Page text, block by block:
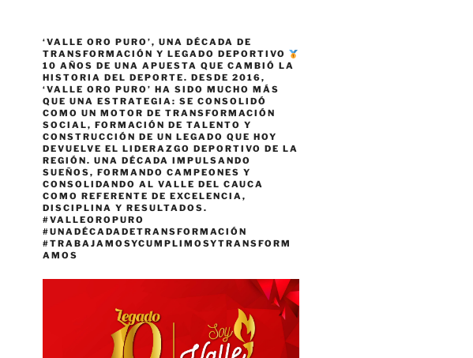
‘VALLE ORO PURO’, UNA DÉCADA DE
TRANSFORMACIÓN Y LEGADO DEPORTIVO
10 AÑOS DE UNA APUESTA QUE CAMBIÓ LA
HISTORIA DEL DEPORTE. DESDE 2016,
‘VALLE ORO PURO’ HA SIDO MUCHO MÁS
QUE UNA ESTRATEGIA: SE CONSOLIDÓ
COMO UN MOTOR DE TRANSFORMACIÓN
SOCIAL, FORMACIÓN DE TALENTO Y
CONSTRUCCIÓN DE UN LEGADO QUE HOY
DEVUELVE EL LIDERAZGO DEPORTIVO DE LA
REGIÓN. UNA DÉCADA IMPULSANDO
SUEÑOS, FORMANDO CAMPEONES Y
CONSOLIDANDO AL VALLE DEL CAUCA
COMO REFERENTE DE EXCELENCIA,
DISCIPLINA Y RESULTADOS.
#VALLEOROPURO
#UNADÉCADADETRANSFORMACIÓN
#TRABAJAMOSYCUMPLIMOSYTRANSFORM
AMOS